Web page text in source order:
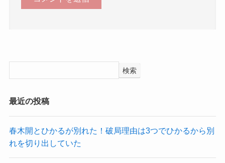
検索
最近の投稿
春木開とひかるが別れた！破局理由は3つでひかるから別
れを切り出していた